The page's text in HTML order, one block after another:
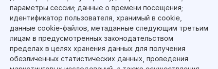
параметры сессии; данные о времени посещения;
идентификатор пользователя, хранимый в cookie,
данные cookie-файлов, метаданные следующим третьим
лицам в предусмотренных законодательством
пределах в целях хранения данных для получения
обезличенных статистических данных, проведения